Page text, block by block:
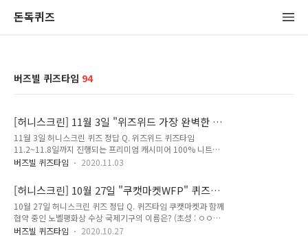
돈독퀴즈
버즈빌 퀴즈타임 94
[허니스크린] 11월 3일 "위즈위드 가장 완벽한 세
일" 퀴즈타임 정답
11월 3일 허니스크린 퀴즈 정답 Q. 위즈위드 퀴즈타임
11.2~11.8일까지 진행되는 프리미엄 캐시미어 100% 니트의
가격은 얼마일까요? (숫자만 입력해주세요) (Hint : 검색창에 '위
는 허니포인트를 적립할 수 있는 퀴즈의 정답을 최대한 빠르고
정확하게 포스팅해볼까합니다. 앞으로 다양하고 많은 퀴즈정답
을 보다 손쉽게 알고 싶으시다면, 구독 또는 즐겨찾기 추가를 권
장합니다. 네이버나 다음에 돈독퀴즈를 검색해주세요!! 허니스
크린에 대해 더 자세히 알고싶으시다면, ↓↓↓↓↓↓↓ 돈독
버즈빌 퀴즈타임 2020.11.03
[허니스크린] 10월 27일 "쿠캣마켓WFP" 퀴즈타
임 정답
10월 27일 허니스크린 퀴즈 정답 Q. 퀴즈타임 쿠캣마켓과 함께
협약 중인 노벨평화상 수상 국제기구의 이름은? (초성 : ㅇㅇㅅ
ㄱㅅㄹㄱㅎ) 정답은 [ 유엔세계식량계획 ] 저는 허니포인트를 적
버즈빌 퀴즈타임 2020.10.27